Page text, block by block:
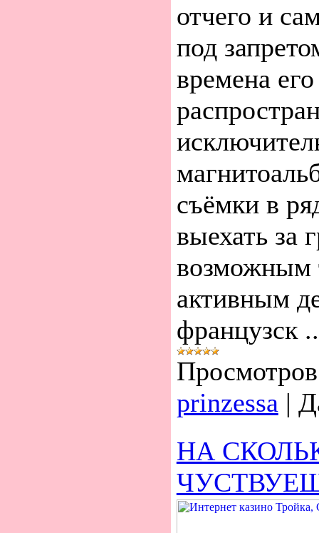
отчего и
под
времена
съёмки в
выехать за
возможным
активным
французск
prinzessa |
НА